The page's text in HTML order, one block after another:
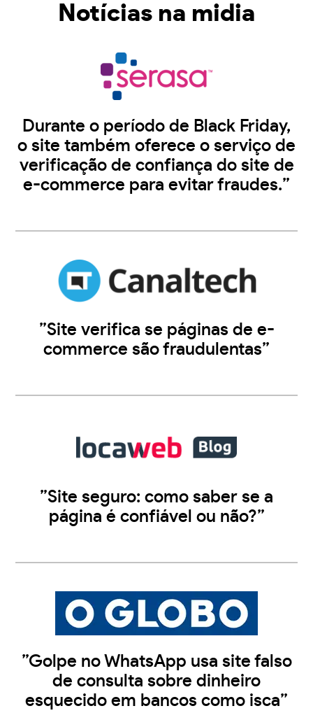
Notícias na midia
Durante o período de Black Friday,
o site também oferece o serviço de
verificação de confiança do site de
e-commerce para evitar fraudes.”
”Site verifica se páginas de e-
commerce são fraudulentas”
”Site seguro: como saber se a
página é confiável ou não?”
”Golpe no WhatsApp usa site falso
de consulta sobre dinheiro
esquecido em bancos como isca”